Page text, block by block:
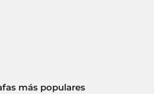
más populares